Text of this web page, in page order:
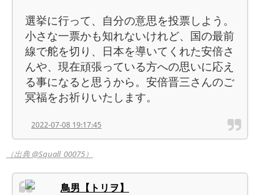
選挙に行って、自分の意思を投票しよう。
小さな一票かも知れないけれど、国の最前
線で舵を切り、日本を導いてくれた安倍さ
んや、現在頑張っている方への思いに応え
る事になると思うから。安倍晋三さんのご
冥福をお祈りいたします。
2022-07-08 19:17:45
（出典 @Squall_00075）
鳥男【トリヲ】